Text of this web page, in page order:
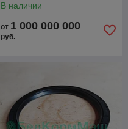
В наличии
от 1 000 000 000
руб.